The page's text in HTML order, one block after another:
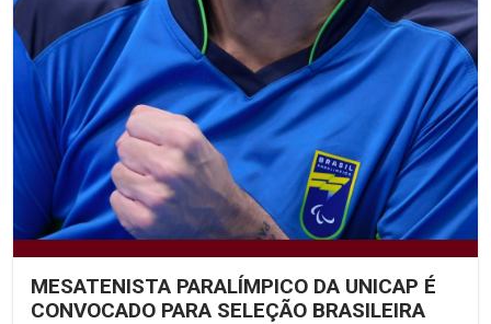
MESATENISTA PARALÍMPICO DA UNICAP É
CONVOCADO PARA SELEÇÃO BRASILEIRA